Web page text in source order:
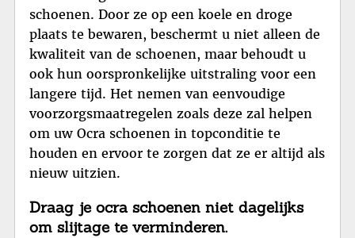
schoenen. Door ze op een koele en droge
plaats te bewaren, beschermt u niet alleen de
kwaliteit van de schoenen, maar behoudt u
ook hun oorspronkelijke uitstraling voor een
langere tijd. Het nemen van eenvoudige
voorzorgsmaatregelen zoals deze zal helpen
om uw Ocra schoenen in topconditie te
houden en ervoor te zorgen dat ze er altijd als
nieuw uitzien.
Draag je ocra schoenen niet dagelijks
om slijtage te verminderen.